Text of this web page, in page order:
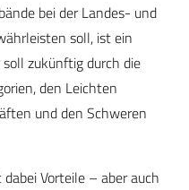
bei der Landes- und
soll, ist ein
zukünftig durch die
den Leichten
und den Schweren
Vorteile – aber auch